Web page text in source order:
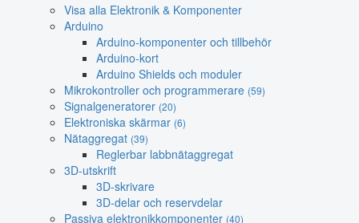
Visa alla Elektronik & Komponenter
Arduino
Arduino-komponenter och tillbehör
Arduino-kort
Arduino Shields och moduler
Mikrokontroller och programmerare (59)
Signalgeneratorer (20)
Elektroniska skärmar (6)
Nätaggregat (39)
Reglerbar labbnätaggregat
3D-utskrift
3D-skrivare
3D-delar och reservdelar
Passiva elektronikkomponenter (40)